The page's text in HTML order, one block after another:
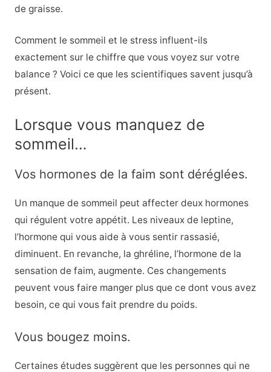
de graisse.
Comment le sommeil et le stress influent-ils
exactement sur le chiffre que vous voyez sur votre
balance ? Voici ce que les scientifiques savent jusqu’à
présent.
Lorsque vous manquez de
sommeil…
Vos hormones de la faim sont déréglées.
Un manque de sommeil peut affecter deux hormones
qui régulent votre appétit. Les niveaux de leptine,
l’hormone qui vous aide à vous sentir rassasié,
diminuent. En revanche, la ghréline, l’hormone de la
sensation de faim, augmente. Ces changements
peuvent vous faire manger plus que ce dont vous avez
besoin, ce qui vous fait prendre du poids.
Vous bougez moins.
Certaines études suggèrent que les personnes qui ne